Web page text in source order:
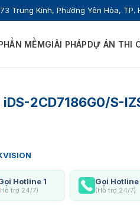
Trung Kính, Phường Yên Hòa, TP.
MỀMGIẢI PHÁPDỰ ÁN THI
2CD7186G0/S-
Hotline 1
trợ 24/7)
Gọi Hotline
(Hỗ trợ 24/7)